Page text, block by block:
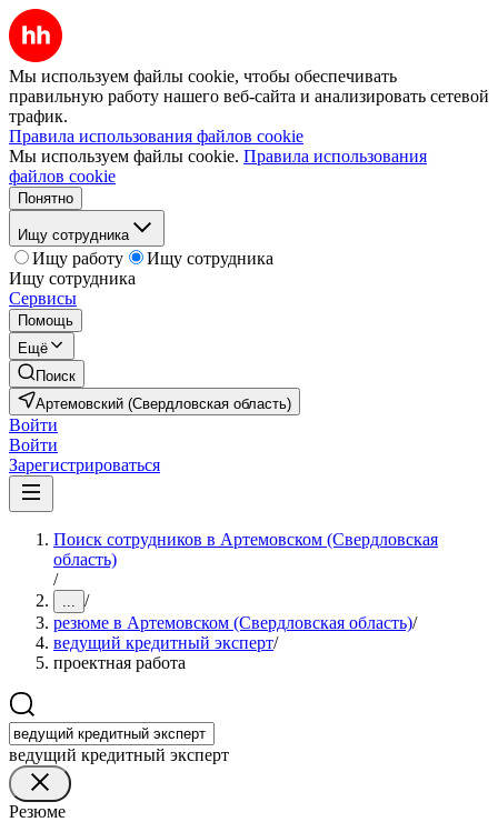
Мы используем файлы cookie, чтобы обеспечивать
правильную работу нашего веб-сайта и анализировать сетевой
трафик.
Правила использования файлов cookie
Мы используем файлы cookie. Правила использования
файлов cookie
Понятно
Ищу сотрудника
Ищу работу
Ищу сотрудника
Ищу сотрудника
Сервисы
Помощь
Ещё
Поиск
Артемовский (Свердловская область)
Войти
Войти
Зарегистрироваться
Поиск сотрудников в Артемовском (Свердловская
область)
/
... /
резюме в Артемовском (Свердловская область)/
ведущий кредитный эксперт/
проектная работа
ведущий кредитный эксперт
Резюме